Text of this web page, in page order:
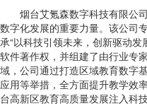
烟台艾氪森数字科技有限公司
数字化发展的重要力量。该公司
承“以科技引领未来，创新驱动
软件著作权，并组建了由行业专
域，公司通过打造区域教育数字
应用等举措，全方面提升教学效
台高新区教育高质量发展注入科技